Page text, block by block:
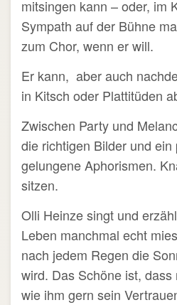
mitsingen kann – oder, im
Sympath auf der Bühne
zum Chor, wenn er will.
Er kann, aber auch
in Kitsch oder Plattitüden
Zwischen Party und
die richtigen Bilder und ein
gelungene Aphorismen.
sitzen.
Olli Heinze singt und
Leben manchmal echt
nach jedem Regen die
wird. Das Schöne ist, dass
wie ihm gern sein